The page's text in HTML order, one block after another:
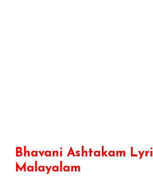
Bhavani Ashtakam
Malayalam